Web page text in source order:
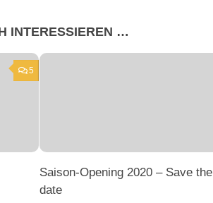
INTERESSIEREN …
5
Saison-Opening 2020 – Save the
date